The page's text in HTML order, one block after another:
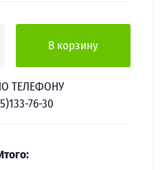
В корзину
ТЕЛЕФОНУ
76-30